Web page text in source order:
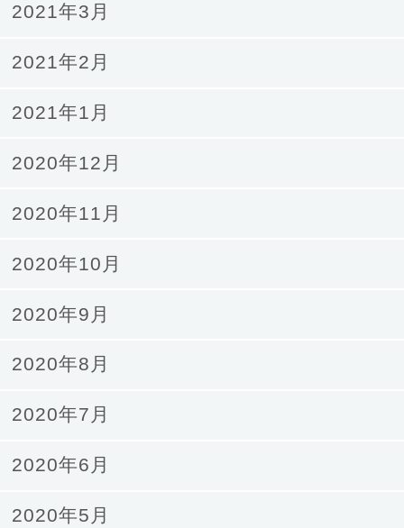
2021年3月
2021年2月
2021年1月
2020年12月
2020年11月
2020年10月
2020年9月
2020年8月
2020年7月
2020年6月
2020年5月